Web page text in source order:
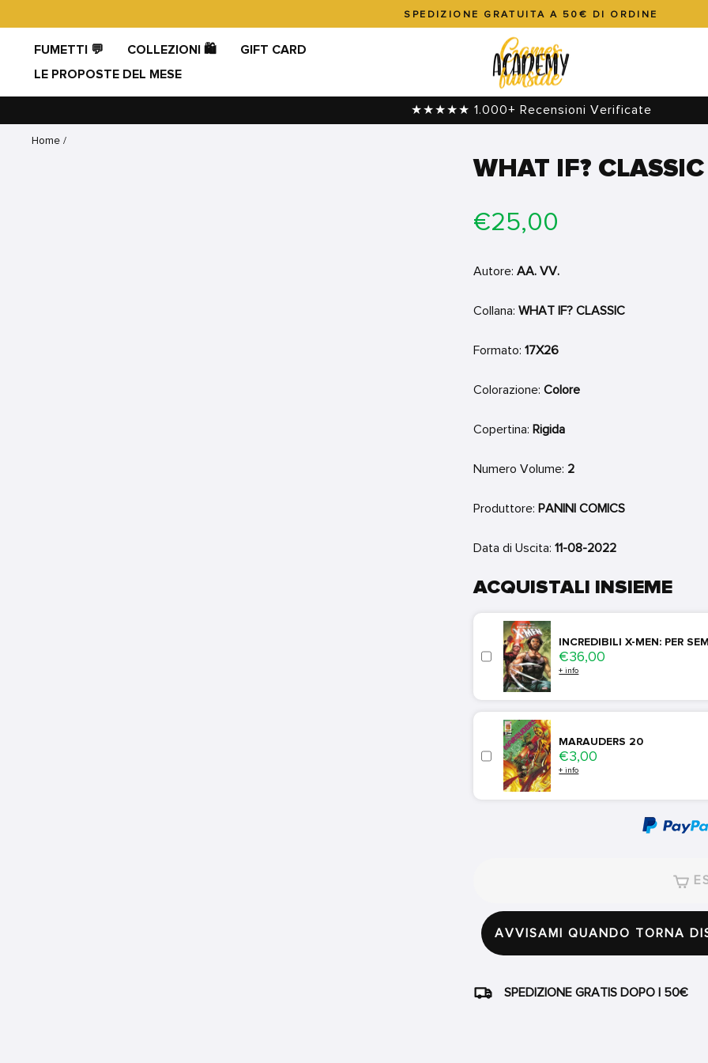
direttamente
contenuti
in
pausa
SPEDIZIONE GRATUITA A 50€ DI ORDINE
FUMETTI 💬 COLLEZIONI 🛍️
GIFT CARD
LE PROPOSTE DEL MESE
★★★★★ 1.000+ Recensioni Verificate
Home /
WHAT IF?
Prezzo
di
€25,00
Autore:AA. VV.
Collana:WHAT IF? CLASSIC
Formato:17X26
Colorazione:Colore
Copertina: Rigida
Numero Volume: 2
Produttore: PANINI COMICS
Data di Uscita:11-08-2022
ACQUISTALI INSIEME
INCREDIBILI X-MEN: PER
Price
€36,00
+ info
MARAUDERS 20
Price
€3,00
+ info
AVVISAMI QUANDO TORNA
SPEDIZIONE GRATIS DOPO I 50€